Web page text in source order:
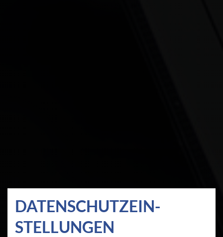
DATEN­SCHUTZ­EIN­
STELLUNGEN